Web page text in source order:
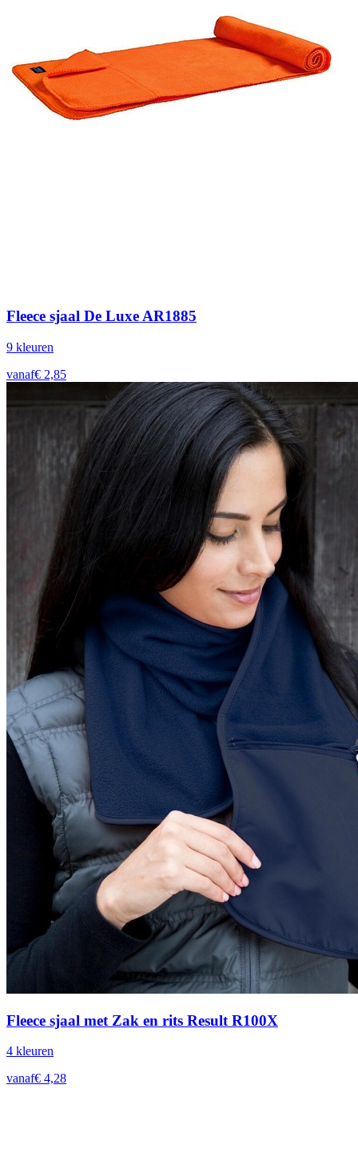
Fleece sjaal De Luxe AR1885
9 kleuren
vanaf€ 2,85
Fleece sjaal met Zak en rits Result R100X
4 kleuren
vanaf€ 4,28